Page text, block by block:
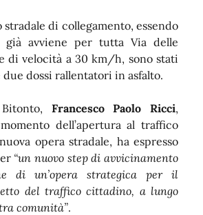
di collegamento, essendo
già avviene per tutta Via delle
di velocità a 30 km/h, sono stati
dossi rallentatori in asfalto.
Francesco Paolo Ricci,
dell’apertura al traffico
opera stradale, ha espresso
“un nuovo step di avvicinamento
di un’opera strategica per il
del traffico cittadino, a lungo
comunità”.